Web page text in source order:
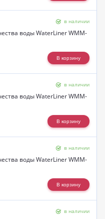
в наличии
воды WaterLiner WMM-
в наличии
воды WaterLiner WMM-
в наличии
воды WaterLiner WMM-
в наличии